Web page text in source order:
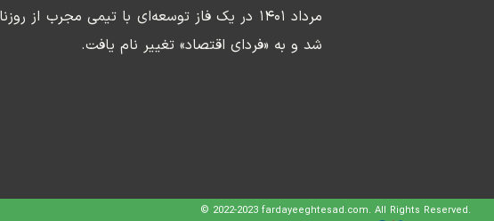
مرداد ۱۴۰۱ در یک فاز توسعه‌ای با تیمی مجرب از
شد و به «فردای اقتصاد» تغییر نام یافت.
© 2022-2023 fardayeeghtesad.com. All Rights Reserved.